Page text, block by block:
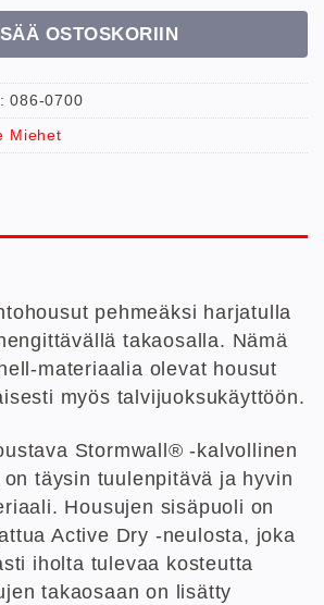
OSTOSKORIIN
086-0700
Miehet
pehmeäksi harjatulla
takaosalla. Nämä
materiaalia olevat housut
myös talvijuoksukäyttöön.
Stormwall® -kalvollinen
täysin tuulenpitävä ja hyvin
Housujen sisäpuoli on
Active Dry -neulosta, joka
iholta tulevaa kosteutta
takaosaan on lisätty